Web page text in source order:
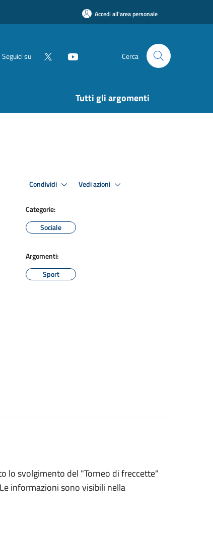
Accedi all'area personale
Seguici su Cerca
Tutti gli argomenti
Condividi Vedi azioni
Categorie:
Sociale
Argomenti:
Sport
lo svolgimento del "Torneo di freccette"
informazioni sono visibili nella